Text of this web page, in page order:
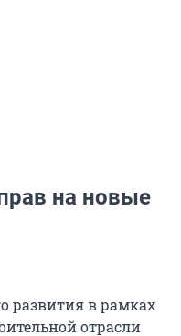
на новые
развития в рамках
отрасли